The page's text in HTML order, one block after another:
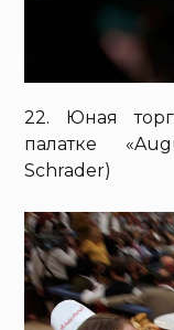
22. Юная
палатке
Schrader)